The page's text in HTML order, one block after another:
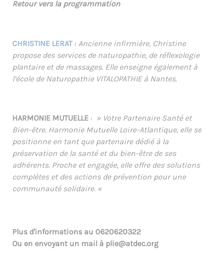
Retour vers la programmation
CHRISTINE LERAT: Ancienne infirmière, Christine
propose des services de naturopathie, de réflexologie
plantaire et de massages. Elle enseigne également à
l’école de Naturopathie VITALOPATHIE à Nantes.
HARMONIE MUTUELLE : » Votre Partenaire Santé et
Bien-être. Harmonie Mutuelle Loire-Atlantique, elle se
positionne en tant que partenaire dédié à la
préservation de la santé et du bien-être de ses
adhérents. Proche et engagée, elle offre des solutions
complètes et des actions de prévention pour une
communauté solidaire. «
Plus d'informations au 0620620322
Ou en envoyant un mail à plie@atdec.org